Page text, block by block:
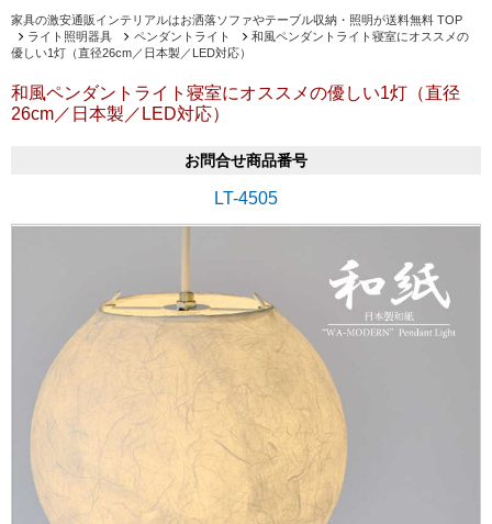
家具の激安通販インテリアルはお洒落ソファやテーブル収納・照明が送料無料 TOP
ライト照明器具
ペンダントライト
和風ペンダントライト寝室にオススメの
優しい1灯（直径26cm／日本製／LED対応）
和風ペンダントライト寝室にオススメの優しい1灯（直径
26cm／日本製／LED対応）
お問合せ商品番号
LT-4505